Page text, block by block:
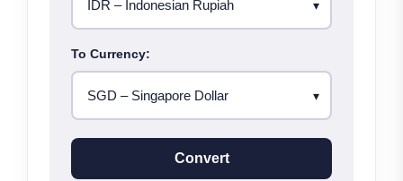
To Currency:
Convert